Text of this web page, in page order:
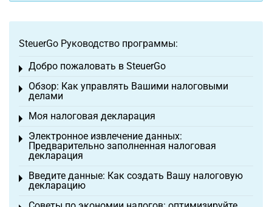
SteuerGo Руководство программы:
Добро пожаловать в SteuerGo
Toggle menu
Обзор: Как управлять Вашими налоговыми
делами
Toggle menu
Моя налоговая декларация
Toggle menu
Электронное извлечение данных:
Предварительно заполненная налоговая
декларация
Toggle menu
Введите данные: Как создать Вашу налоговую
декларацию
Toggle menu